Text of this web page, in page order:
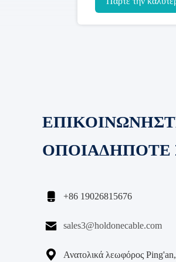
ΟΠΟΙΑΔΗΠΟΤΕ
 +86 19026815676
 sales3@holdonecable.com
 Ανατολικά λεωφόρος